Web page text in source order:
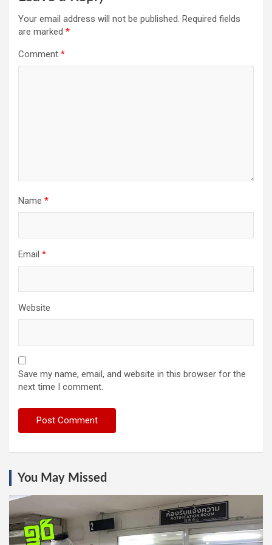
Your email address will not be published. Required fields
are marked *
Comment *
Name *
Email *
Website
Save my name, email, and website in this browser for the
next time I comment.
You May Missed